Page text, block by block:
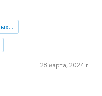
НЦМУ "Центр междисциплинарных исследований человеческого потенциала"
28 марта, 2024 г.